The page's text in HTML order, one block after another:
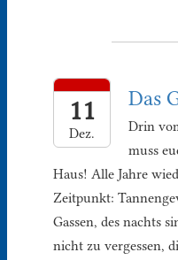
11
Dez.
Das
Drin
muss
Haus! Alle Jahre
Zeitpunkt:
Gassen, des nachts
nicht zu vergessen,